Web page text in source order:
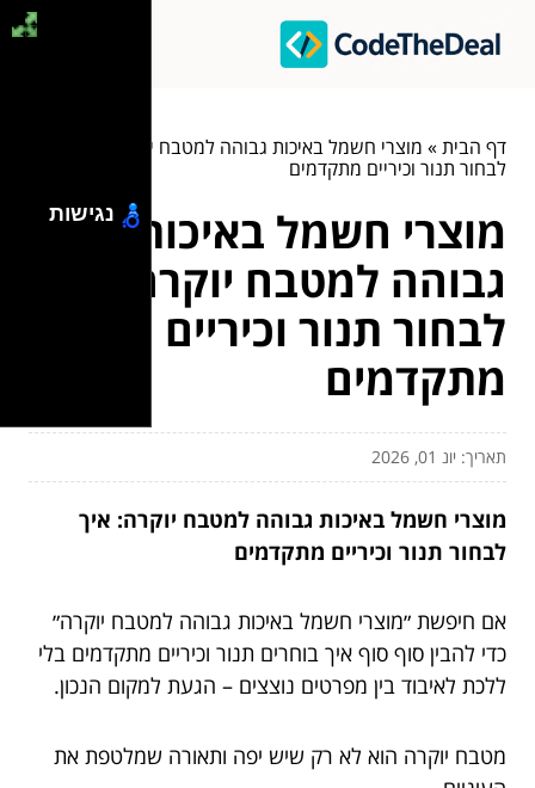
דף הבית» מוצרי חשמל באיכות גבוהה למטבח יוקרה: איך
לבחור תנור וכיריים מתקדמים
מוצרי חשמל באיכות
גבוהה למטבח יוקרה: איך
לבחור תנור וכיריים
מתקדמים
תאריך: יונ 01, 2026
מוצרי חשמל באיכות גבוהה למטבח יוקרה: איך
לבחור תנור וכיריים מתקדמים
אם חיפשת ״מוצרי חשמל באיכות גבוהה למטבח יוקרה״
כדי להבין סוף סוף איך בוחרים תנור וכיריים מתקדמים בלי
ללכת לאיבוד בין מפרטים נוצצים – הגעת למקום הנכון.
מטבח יוקרה הוא לא רק שיש יפה ותאורה שמלטפת את
נגישות